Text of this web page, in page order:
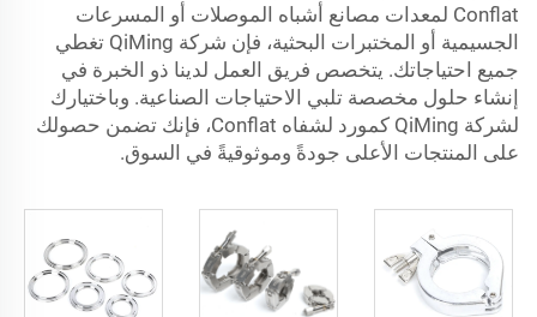
Conflat لمعدات مصانع أشباه الموصلات أو المسرعات
الجسيمية أو المختبرات البحثية، فإن شركة QiMing تغطي
جميع احتياجاتك. يتخصص فريق العمل لدينا ذو الخبرة في
إنشاء حلول مخصصة تلبي الاحتياجات الصناعية. وباختيارك
لشركة QiMing كمورد لشفاه Conflat، فإنك تضمن حصولك
على المنتجات الأعلى جودةً وموثوقيةً في السوق.